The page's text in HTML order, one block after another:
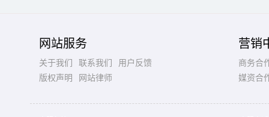
网站服务
关于我们 联系我们
用户反馈
版权声明
网站律师
营销
商务合
媒资合